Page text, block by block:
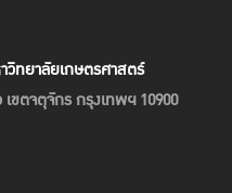
ทยาลัยเกษตรศาสตร์
ขตจตุจักร กรุงเทพฯ 10900